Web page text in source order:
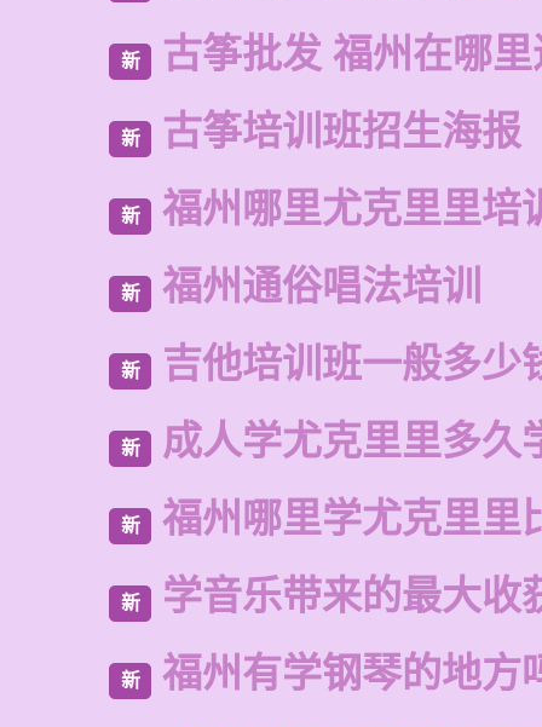
新 古筝批发 福州在哪
新 古筝培训班招生海报
新 福州哪里尤克里里培
新 福州通俗唱法培训
新 吉他培训班一般多少
新 成人学尤克里里多久
新 福州哪里学尤克里里
新 学音乐带来的最大收
新 福州有学钢琴的地方